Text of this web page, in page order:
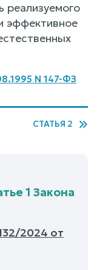
реализуемого
эффективное
N 147-ФЗ
СТАТЬЯ 2
1 Закона
2024 от